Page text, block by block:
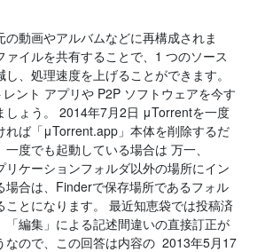
の動画やアルバムなどに再構成されま
ァイルを共有することで、1 つのソース
、処理速度を上げることができます。
ント アプリや P2P ソフトウェアを今す
しょう。 2014年7月2日 μTorrentを一度
れば「μTorrent.app」本体を削除するだ
度でも起動している場合は 万一、
ケーションフォルダ以外の場所にイン
場合は、Finderで保存場所であるフォル
ことになります。 最近知恵袋では投稿済
「編集」による記述間違いの直接訂正が
なので、この回答は内容の 2013年5月17